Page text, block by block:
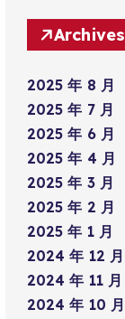
Archives
2025 年 8 月
2025 年 7 月
2025 年 6 月
2025 年 4 月
2025 年 3 月
2025 年 2 月
2025 年 1 月
2024 年 12 月
2024 年 11 月
2024 年 10 月